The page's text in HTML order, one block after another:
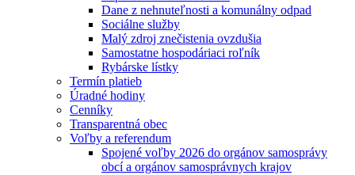
Dane z nehnuteľnosti a komunálny odpad
Sociálne služby
Malý zdroj znečistenia ovzdušia
Samostatne hospodáriaci roľník
Rybárske lístky
Termín platieb
Úradné hodiny
Cenníky
Transparentná obec
Voľby a referendum
Spojené voľby 2026 do orgánov samosprávy
obcí a orgánov samosprávnych krajov